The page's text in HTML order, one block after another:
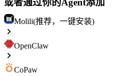
或者通过你的Agent添加
Molili(推荐，一键安装)
OpenClaw
CoPaw